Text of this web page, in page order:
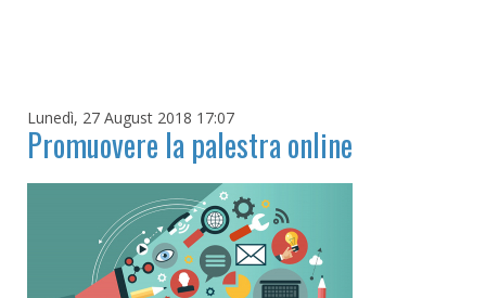
Lunedì, 27 August 2018 17:07
Promuovere la palestra online